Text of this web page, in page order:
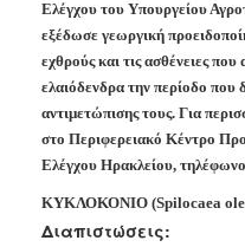
Αγροτική
Ανάπτυξη
Ανακοινώσεις
Προγράμματα
Προσχολική
Αγωγή
Κοιμητήρια
Κέντρο
Ελέγχου του Υπουργείου
εξέδωσε γεωργική
εχθρούς και τις ασθένειες
ελαιόδενδρα την περίοδο που
αντιμετώπισης τους. Για
στο Περιφερειακό Κέντρο
Ελέγχου Ηρακλείου,
ΚΥΚΛΟΚΟΝΙΟ (Spilocaea
Διαπιστώσεις: